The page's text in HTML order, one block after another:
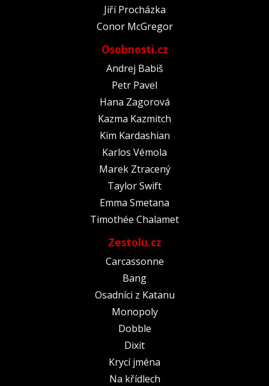
Jiří Procházka
Conor McGregor
Osobnosti.cz
Andrej Babiš
Petr Pavel
Hana Zagorová
Kazma Kazmitch
Kim Kardashian
Karlos Vémola
Marek Ztracený
Taylor Swift
Emma Smetana
Timothée Chalamet
Zestolu.cz
Carcassonne
Bang
Osadníci z Katanu
Monopoly
Dobble
Dixit
Krycí jména
Na křídlech